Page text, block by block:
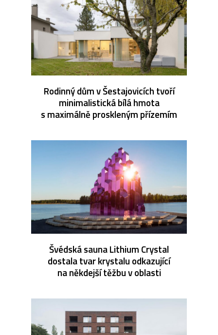
Rodinný dům v Šestajovicích tvoří
minimalistická bílá hmota
s maximálně proskleným přízemím
Švédská sauna Lithium Crystal
dostala tvar krystalu odkazující
na někdejší těžbu v oblasti